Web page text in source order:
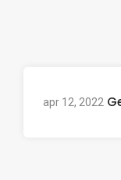
apr 12, 2022